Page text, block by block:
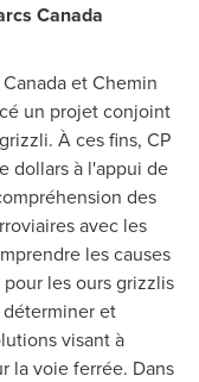
Canada
CanadaetChemin
un projet conjoint
À ces fins, CP
dollars à l'appui de
des
avec les
les causes
les ours grizzlis
et
visant à
la voie ferrée. Dans